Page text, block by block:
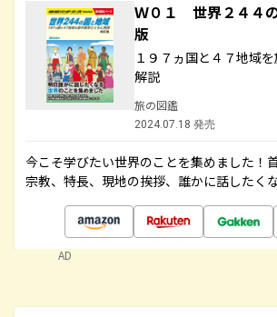
Ｗ０１ 世界２４４
版
１９７ヵ国と４７地域
解説
旅の図鑑
2024.07.18 発売
今こそ学びたい世界のことを集めました！
宗教、特長、現地の挨拶、誰かに話したく
AD